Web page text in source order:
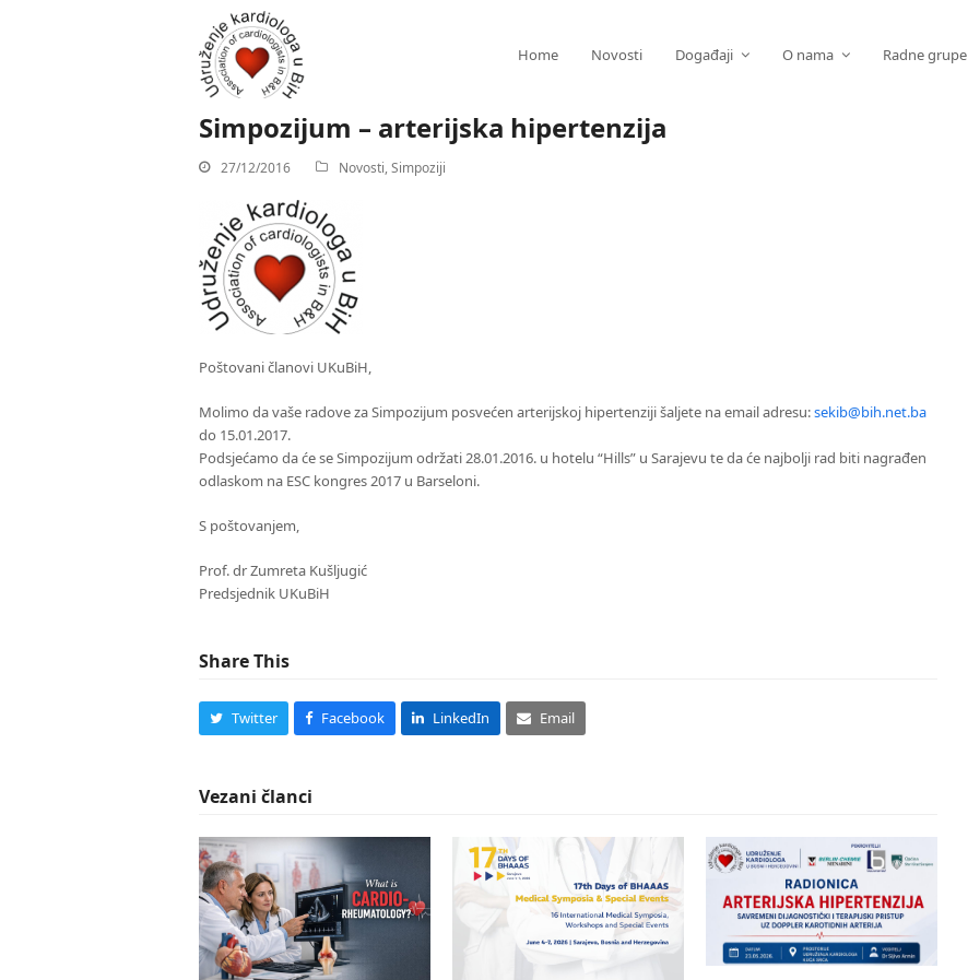
Home Novosti Događaji O nama Radne grupe
Simpozijum – arterijska hipertenzija
27/12/2016 Novosti,Simpoziji
Poštovani članovi UKuBiH,
Molimo da vaše radove za Simpozijum posvećen arterijskoj hipertenziji šaljete na email adresu:sekib@bih.net.ba
do 15.01.2017.
Podsjećamo da će se Simpozijum održati 28.01.2016. u hotelu “Hills” u Sarajevu te da će najbolji rad biti nagrađen
odlaskom na ESC kongres 2017 u Barseloni.
S poštovanjem,
Prof. dr Zumreta Kušljugić
Predsjednik UKuBiH
Share This
Twitter Facebook LinkedIn Email
Vezani članci